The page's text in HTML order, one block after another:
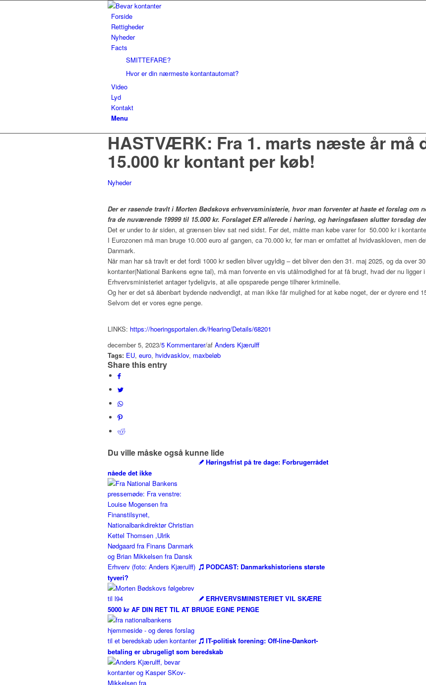
Forside
Rettigheder
Nyheder
Facts
SMITTEFARE?
Hvor er din nærmeste kontantautomat?
Video
Lyd
Kontakt
Menu
HASTVÆRK: Fra 1. marts næste år må
15.000 kr kontant per køb!
Nyheder
Der er rasende travlt i Morten Bødskovs erhvervsministerie, hvor man forventer at haste et forslag
fra de nuværende 19999 til 15.000 kr. Forslaget ER allerede i høring, og høringsfasen slutter torsdag
Det er under to år siden, at grænsen blev sat ned sidst. Før det, måtte man købe varer for 50.000 kr i
I Eurozonen må man bruge 10.000 euro af gangen, ca 70.000 kr, før man er omfattet af hvidvaskloven, men
Danmark.
Når man har så travlt er det fordi 1000 kr sedlen bliver ugyldig – det bliver den den 31. maj 2025, og da over
kontanter(National Bankens egne tal), må man forvente en vis utålmodighed for at få brugt, hvad der nu ligger
Erhvervsministeriet antager tydeligvis, at alle opsparede penge tilhører kriminelle.
Og her er det så åbenbart bydende nødvendigt, at man ikke får mulighed for at købe noget, der er dyrere end
Selvom det er vores egne penge.
LINKS: https://hoeringsportalen.dk/Hearing/Details/68201
december 5, 2023/5 Kommentarer/af Anders Kjærulff
Tags: EU, euro, hvidvasklov, maxbeløb
Share this entry
Du ville måske også kunne lide
Høringsfrist på tre dage: Forbrugerrådet
nåede det ikke
PODCAST: Danmarkshistoriens største
tyveri?
ERHVERVSMINISTERIET VIL SKÆRE
5000 kr AF DIN RET TIL AT BRUGE EGNE PENGE
IT-politisk forening: Off-line-Dankort-
betaling er ubrugeligt som beredskab